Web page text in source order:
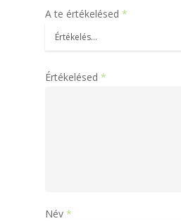
A te értékelésed *
Értékelésed *
Név *